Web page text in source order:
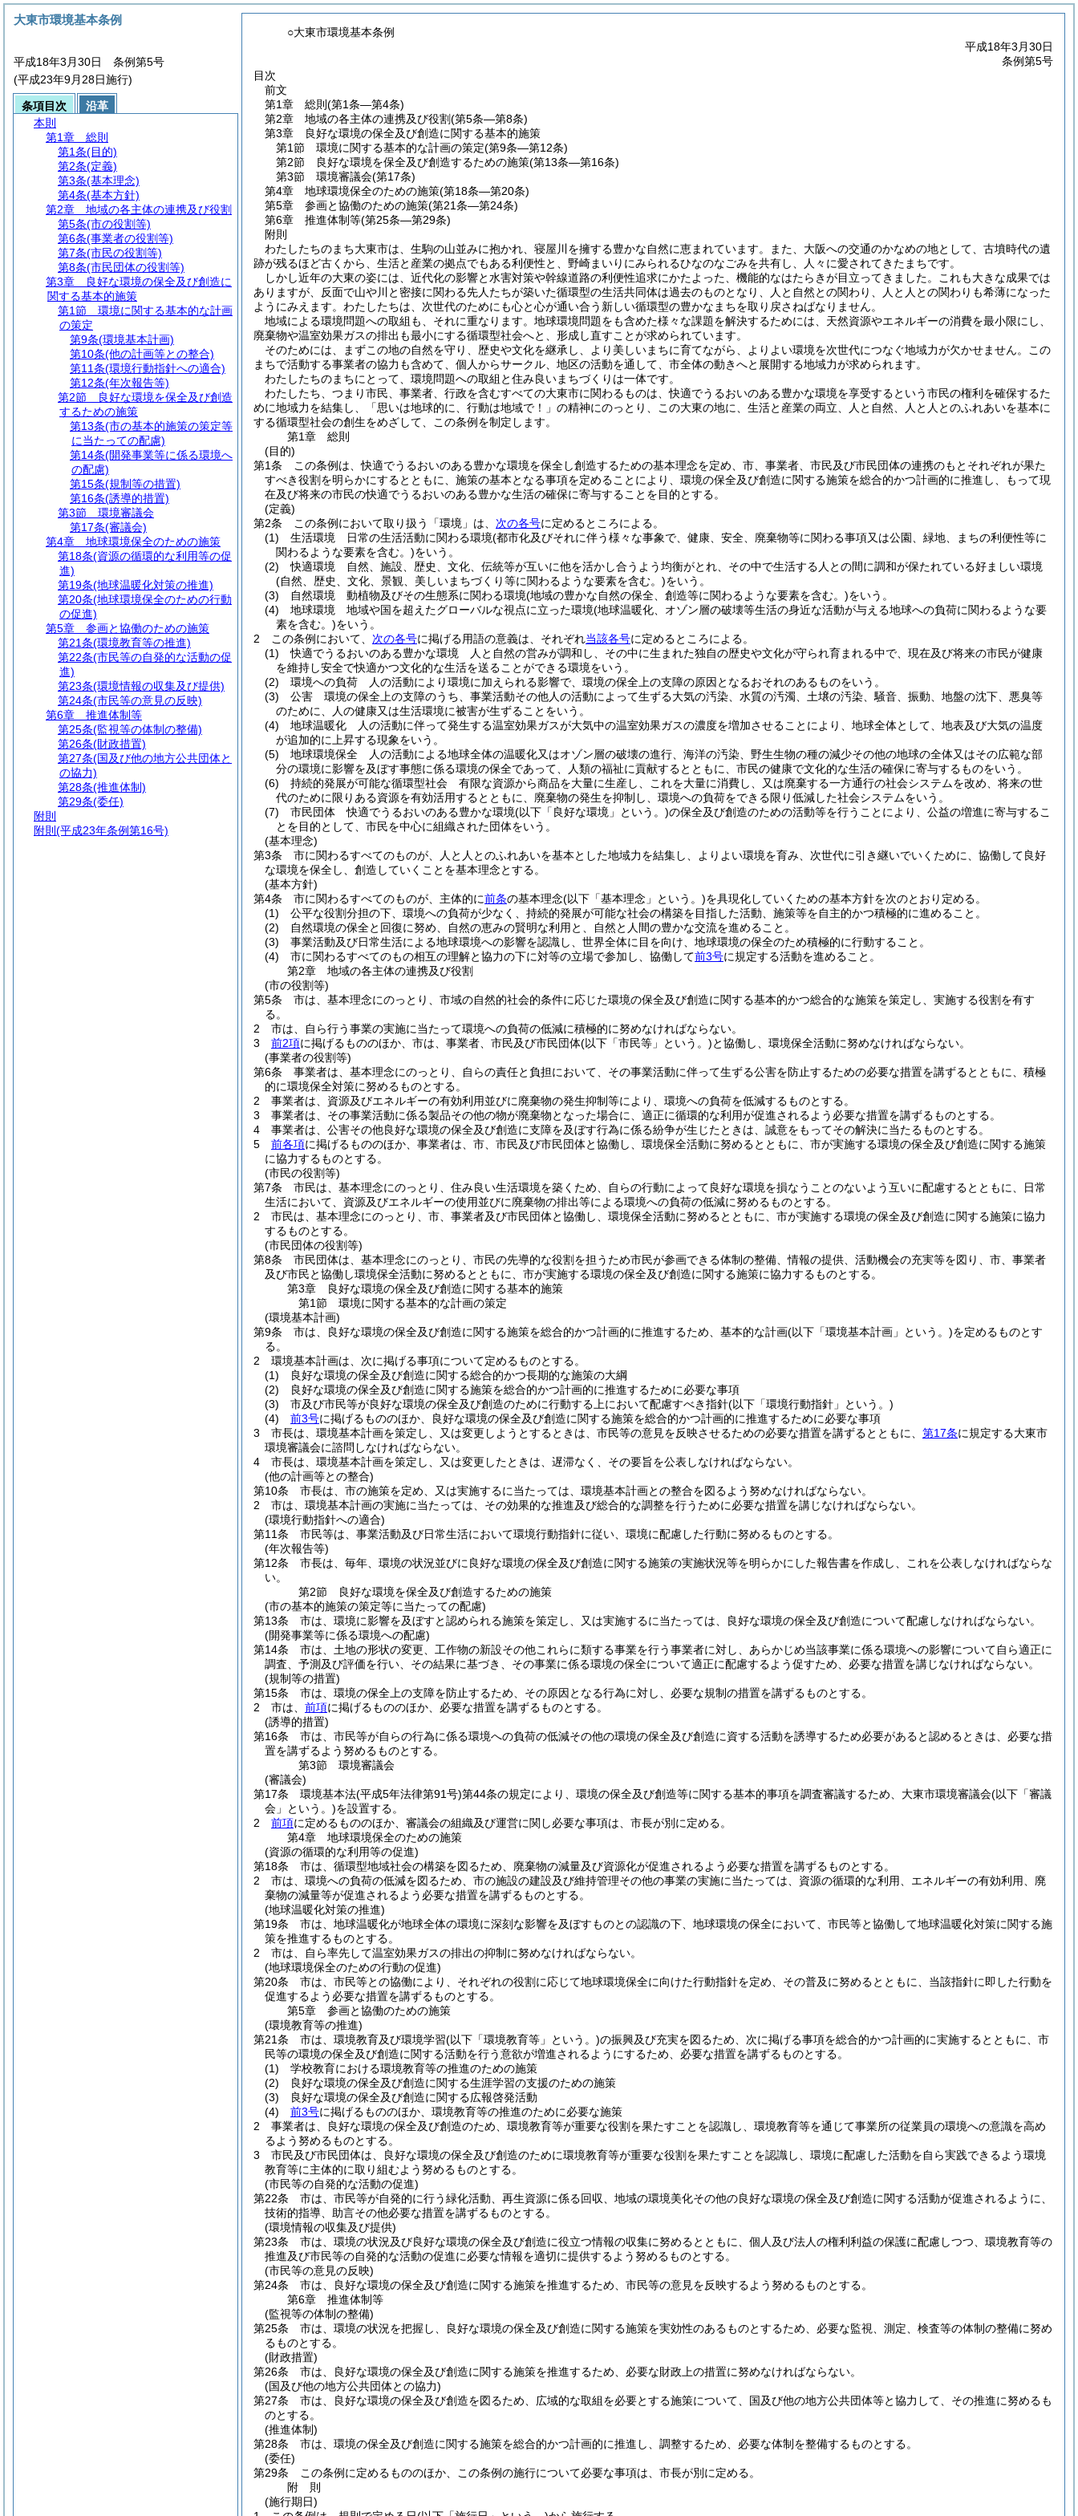
○大東市環境基本条例
平成18年3月30日
条例第5号
目次
前文
第1章
総則 (第1条―第4条)
第2章
地域の各主体の連携及び役割(第5条―第8条)
第3章
良好な環境の保全及び創造に関する基本的施策
第1節
環境に関する基本的な計画の策定(第9条―第12条)
第2節
良好な環境を保全及び創造するための施策(第13条―第16条)
第3節
環境審議会(第17条)
第4章
地球環境保全のための施策(第18条―第20条)
第5章
参画と協働のための施策(第21条―第24条)
第6章
推進体制等(第25条―第29条)
附則
わたしたちのまち大東市は、生駒の山並みに抱かれ、寝屋川を擁する豊かな自然に恵まれています。また、大阪への交通のかなめの地として、古墳時代の遺
跡が残るほど古くから、生活と産業の拠点でもある利便性と、野崎まいりにみられるひなのなごみを共有し、人々に愛されてきたまちです。
しかし近年の大東の姿には、近代化の影響と水害対策や幹線道路の利便性追求にかたよった、機能的なはたらきが目立ってきました。これも大きな成果では
ありますが、反面で山や川と密接に関わる先人たちが築いた循環型の生活共同体は過去のものとなり、人と自然との関わり、人と人との関わりも希薄になった
ようにみえます。わたしたちは、次世代のためにも心と心が通い合う新しい循環型の豊かなまちを取り戻さねばなりません。
地域による環境問題への取組も、それに重なります。地球環境問題をも含めた様々な課題を解決するためには、天然資源やエネルギーの消費を最小限にし、
廃棄物や温室効果ガスの排出も最小にする循環型社会へと、形成し直すことが求められています。
そのためには、まずこの地の自然を守り、歴史や文化を継承し、より美しいまちに育てながら、よりよい環境を次世代につなぐ地域力が欠かせません。この
まちで活動する事業者の協力も含めて、個人からサークル、地区の活動を通して、市全体の動きへと展開する地域力が求められます。
わたしたちのまちにとって、環境問題への取組と住み良いまちづくりは一体です。
わたしたち、つまり市民、事業者、行政を含むすべての大東市に関わるものは、快適でうるおいのある豊かな環境を享受するという市民の権利を確保するた
めに地域力を結集し、「思いは地球的に、行動は地域で！」の精神にのっとり、この大東の地に、生活と産業の両立、人と自然、人と人とのふれあいを基本に
する循環型社会の創生をめざして、この条例を制定します。
第1章
総則
(目的)
第1条
この条例は、快適でうるおいのある豊かな環境を保全し創造するための基本理念を定め、市、事業者、市民及び市民団体の連携のもとそれぞれが果た
すべき役割を明らかにするとともに、施策の基本となる事項を定めることにより、環境の保全及び創造に関する施策を総合的かつ計画的に推進し、もって現
在及び将来の市民の快適でうるおいのある豊かな生活の確保に寄与することを目的とする。
(定義)
第2条
この条例において取り扱う「環境」は、 次の各号に定めるところによる。
(1)
生活環境 日常の生活活動に関わる環境(都市化及びそれに伴う様々な事象で、健康、安全、廃棄物等に関わる事項又は公園、緑地、まちの利便性等に
関わるような要素を含む。)をいう。
(2)
快適環境 自然、施設、歴史、文化、伝統等が互いに他を活かし合うよう均衡がとれ、その中で生活する人との間に調和が保たれている好ましい環境
(自然、歴史、文化、景観、美しいまちづくり等に関わるような要素を含む。)をいう。
(3)
自然環境 動植物及びその生態系に関わる環境(地域の豊かな自然の保全、創造等に関わるような要素を含む。)をいう。
(4)
地球環境 地域や国を超えたグローバルな視点に立った環境(地球温暖化、オゾン層の破壊等生活の身近な活動が与える地球への負荷に関わるような要
素を含む。)をいう。
2
この条例において、 次の各号に掲げる用語の意義は、それぞれ当該各号に定めるところによる。
(1)
快適でうるおいのある豊かな環境 人と自然の営みが調和し、その中に生まれた独自の歴史や文化が守られ育まれる中で、現在及び将来の市民が健康
を維持し安全で快適かつ文化的な生活を送ることができる環境をいう。
(2)
環境への負荷 人の活動により環境に加えられる影響で、環境の保全上の支障の原因となるおそれのあるものをいう。
(3)
公害 環境の保全上の支障のうち、事業活動その他人の活動によって生ずる大気の汚染、水質の汚濁、土壌の汚染、騒音、振動、地盤の沈下、悪臭等
のために、人の健康又は生活環境に被害が生ずることをいう。
(4)
地球温暖化 人の活動に伴って発生する温室効果ガスが大気中の温室効果ガスの濃度を増加させることにより、地球全体として、地表及び大気の温度
が追加的に上昇する現象をいう。
(5)
地球環境保全 人の活動による地球全体の温暖化又はオゾン層の破壊の進行、海洋の汚染、野生生物の種の減少その他の地球の全体又はその広範な部
分の環境に影響を及ぼす事態に係る環境の保全であって、人類の福祉に貢献するとともに、市民の健康で文化的な生活の確保に寄与するものをいう。
(6)
持続的発展が可能な循環型社会 有限な資源から商品を大量に生産し、これを大量に消費し、又は廃棄する一方通行の社会システムを改め、将来の世
代のために限りある資源を有効活用するとともに、廃棄物の発生を抑制し、環境への負荷をできる限り低減した社会システムをいう。
(7)
市民団体 快適でうるおいのある豊かな環境(以下「良好な環境」という。)の保全及び創造のための活動等を行うことにより、公益の増進に寄与するこ
とを目的として、市民を中心に組織された団体をいう。
(基本理念)
第3条
市に関わるすべてのものが、人と人とのふれあいを基本とした地域力を結集し、よりよい環境を育み、次世代に引き継いでいくために、協働して良好
な環境を保全し、創造していくことを基本理念とする。
(基本方針)
第4条
市に関わるすべてのものが、主体的に前条の基本理念(以下「基本理念」という。)を具現化していくための基本方針を次のとおり定める。
(1)
公平な役割分担の下、環境への負荷が少なく、持続的発展が可能な社会の構築を目指した活動、施策等を自主的かつ積極的に進めること。
(2)
自然環境の保全と回復に努め、自然の恵みの賢明な利用と、自然と人間の豊かな交流を進めること。
(3)
事業活動及び日常生活による地球環境への影響を認識し、世界全体に目を向け、地球環境の保全のため積極的に行動すること。
(4)
市に関わるすべてのもの相互の理解と協力の下に対等の立場で参加し、協働して前3号に規定する活動を進めること。
第2章
地域の各主体の連携及び役割
(市の役割等)
第5条
市は、基本理念にのっとり、市域の自然的社会的条件に応じた環境の保全及び創造に関する基本的かつ総合的な施策を策定し、実施する役割を有す
る。
2
市は、自ら行う事業の実施に当たって環境への負荷の低減に積極的に努めなければならない。
3
前2項に掲げるもののほか、市は、事業者、市民及び市民団体(以下「市民等」という。)と協働し、環境保全活動に努めなければならない。
(事業者の役割等)
第6条
事業者は、基本理念にのっとり、自らの責任と負担において、その事業活動に伴って生ずる公害を防止するための必要な措置を講ずるとともに、積極
的に環境保全対策に努めるものとする。
2
事業者は、資源及びエネルギーの有効利用並びに廃棄物の発生抑制等により、環境への負荷を低減するものとする。
3
事業者は、その事業活動に係る製品その他の物が廃棄物となった場合に、適正に循環的な利用が促進されるよう必要な措置を講ずるものとする。
4
事業者は、公害その他良好な環境の保全及び創造に支障を及ぼす行為に係る紛争が生じたときは、誠意をもってその解決に当たるものとする。
5
前各項に掲げるもののほか、事業者は、市、市民及び市民団体と協働し、環境保全活動に努めるとともに、市が実施する環境の保全及び創造に関する施策
に協力するものとする。
(市民の役割等)
第7条
市民は、基本理念にのっとり、住み良い生活環境を築くため、自らの行動によって良好な環境を損なうことのないよう互いに配慮するとともに、日常
生活において、資源及びエネルギーの使用並びに廃棄物の排出等による環境への負荷の低減に努めるものとする。
2
市民は、基本理念にのっとり、市、事業者及び市民団体と協働し、環境保全活動に努めるとともに、市が実施する環境の保全及び創造に関する施策に協力
するものとする。
(市民団体の役割等)
第8条
市民団体は、基本理念にのっとり、市民の先導的な役割を担うため市民が参画できる体制の整備、情報の提供、活動機会の充実等を図り、市、事業者
及び市民と協働し環境保全活動に努めるとともに、市が実施する環境の保全及び創造に関する施策に協力するものとする。
第3章
良好な環境の保全及び創造に関する基本的施策
第1節
環境に関する基本的な計画の策定
(環境基本計画)
第9条
市は、良好な環境の保全及び創造に関する施策を総合的かつ計画的に推進するため、基本的な計画(以下「環境基本計画」という。)を定めるものとす
る。
2
環境基本計画は、次に掲げる事項について定めるものとする。
(1)
良好な環境の保全及び創造に関する総合的かつ長期的な施策の大綱
(2)
良好な環境の保全及び創造に関する施策を総合的かつ計画的に推進するために必要な事項
(3)
市及び市民等が良好な環境の保全及び創造のために行動する上において配慮すべき指針(以下「環境行動指針」という。)
(4)
前3号に掲げるもののほか、良好な環境の保全及び創造に関する施策を総合的かつ計画的に推進するために必要な事項
3
市長は、環境基本計画を策定し、又は変更しようとするときは、市民等の意見を反映させるための必要な措置を講ずるとともに、 第17条に規定する大東市
環境審議会に諮問しなければならない。
4
市長は、環境基本計画を策定し、又は変更したときは、遅滞なく、その要旨を公表しなければならない。
(他の計画等との整合)
第10条
市長は、市の施策を定め、又は実施するに当たっては、環境基本計画との整合を図るよう努めなければならない。
2
市は、環境基本計画の実施に当たっては、その効果的な推進及び総合的な調整を行うために必要な措置を講じなければならない。
(環境行動指針への適合)
第11条
市民等は、事業活動及び日常生活において環境行動指針に従い、環境に配慮した行動に努めるものとする。
(年次報告等)
第12条
市長は、毎年、環境の状況並びに良好な環境の保全及び創造に関する施策の実施状況等を明らかにした報告書を作成し、これを公表しなければならな
い。
第2節
良好な環境を保全及び創造するための施策
(市の基本的施策の策定等に当たっての配慮)
第13条
市は、環境に影響を及ぼすと認められる施策を策定し、又は実施するに当たっては、良好な環境の保全及び創造について配慮しなければならない。
(開発事業等に係る環境への配慮)
第14条
市は、土地の形状の変更、工作物の新設その他これらに類する事業を行う事業者に対し、あらかじめ当該事業に係る環境への影響について自ら適正に
調査、予測及び評価を行い、その結果に基づき、その事業に係る環境の保全について適正に配慮するよう促すため、必要な措置を講じなければならない。
(規制等の措置)
第15条
市は、環境の保全上の支障を防止するため、その原因となる行為に対し、必要な規制の措置を講ずるものとする。
2
市は、 前項に掲げるもののほか、必要な措置を講ずるものとする。
(誘導的措置)
第16条
市は、市民等が自らの行為に係る環境への負荷の低減その他の環境の保全及び創造に資する活動を誘導するため必要があると認めるときは、必要な措
置を講ずるよう努めるものとする。
第3節
環境審議会
(審議会)
第17条
環境基本法(平成5年法律第91号)第44条の規定により、環境の保全及び創造等に関する基本的事項を調査審議するため、大東市環境審議会(以下「審議
会」という。)を設置する。
2
前項に定めるもののほか、審議会の組織及び運営に関し必要な事項は、市長が別に定める。
第4章
地球環境保全のための施策
(資源の循環的な利用等の促進)
第18条
市は、循環型地域社会の構築を図るため、廃棄物の減量及び資源化が促進されるよう必要な措置を講ずるものとする。
2
市は、環境への負荷の低減を図るため、市の施設の建設及び維持管理その他の事業の実施に当たっては、資源の循環的な利用、エネルギーの有効利用、廃
棄物の減量等が促進されるよう必要な措置を講ずるものとする。
(地球温暖化対策の推進)
第19条
市は、地球温暖化が地球全体の環境に深刻な影響を及ぼすものとの認識の下、地球環境の保全において、市民等と協働して地球温暖化対策に関する施
策を推進するものとする。
2
市は、自ら率先して温室効果ガスの排出の抑制に努めなければならない。
(地球環境保全のための行動の促進)
第20条
市は、市民等との協働により、それぞれの役割に応じて地球環境保全に向けた行動指針を定め、その普及に努めるとともに、当該指針に即した行動を
促進するよう必要な措置を講ずるものとする。
第5章
参画と協働のための施策
(環境教育等の推進)
第21条
市は、環境教育及び環境学習(以下「環境教育等」という。)の振興及び充実を図るため、次に掲げる事項を総合的かつ計画的に実施するとともに、市
民等の環境の保全及び創造に関する活動を行う意欲が増進されるようにするため、必要な措置を講ずるものとする。
(1)
学校教育における環境教育等の推進のための施策
(2)
良好な環境の保全及び創造に関する生涯学習の支援のための施策
(3)
良好な環境の保全及び創造に関する広報啓発活動
(4)
前3号に掲げるもののほか、環境教育等の推進のために必要な施策
2
事業者は、良好な環境の保全及び創造のため、環境教育等が重要な役割を果たすことを認識し、環境教育等を通じて事業所の従業員の環境への意識を高め
るよう努めるものとする。
3
市民及び市民団体は、良好な環境の保全及び創造のために環境教育等が重要な役割を果たすことを認識し、環境に配慮した活動を自ら実践できるよう環境
教育等に主体的に取り組むよう努めるものとする。
(市民等の自発的な活動の促進)
第22条
市は、市民等が自発的に行う緑化活動、再生資源に係る回収、地域の環境美化その他の良好な環境の保全及び創造に関する活動が促進されるように、
技術的指導、助言その他必要な措置を講ずるものとする。
(環境情報の収集及び提供)
第23条
市は、環境の状況及び良好な環境の保全及び創造に役立つ情報の収集に努めるとともに、個人及び法人の権利利益の保護に配慮しつつ、環境教育等の
推進及び市民等の自発的な活動の促進に必要な情報を適切に提供するよう努めるものとする。
(市民等の意見の反映)
第24条
市は、良好な環境の保全及び創造に関する施策を推進するため、市民等の意見を反映するよう努めるものとする。
第6章
推進体制等
(監視等の体制の整備)
第25条
市は、環境の状況を把握し、良好な環境の保全及び創造に関する施策を実効性のあるものとするため、必要な監視、測定、検査等の体制の整備に努め
るものとする。
(財政措置)
第26条
市は、良好な環境の保全及び創造に関する施策を推進するため、必要な財政上の措置に努めなければならない。
(国及び他の地方公共団体との協力)
第27条
市は、良好な環境の保全及び創造を図るため、広域的な取組を必要とする施策について、国及び他の地方公共団体等と協力して、その推進に努めるも
のとする。
(推進体制)
第28条
市は、環境の保全及び創造に関する施策を総合的かつ計画的に推進し、調整するため、必要な体制を整備するものとする。
(委任)
第29条
この条例に定めるもののほか、この条例の施行について必要な事項は、市長が別に定める。
附 則
(施行期日)
大東市環境基本条例
平成18年3月30日 条例第5号
(平成23年9月28日施行)
条項目次
沿革
本則
第1章
総則
第1条(目的)
第2条(定義)
第3条(基本理念)
第4条(基本方針)
第2章
地域の各主体の連携及び役割
第5条(市の役割等)
第6条(事業者の役割等)
第7条(市民の役割等)
第8条(市民団体の役割等)
第3章
良好な環境の保全及び創造に
関する基本的施策
第1節
環境に関する基本的な計画
の策定
第9条(環境基本計画)
第10条(他の計画等との整合)
第11条(環境行動指針への適合)
第12条(年次報告等)
第2節
良好な環境を保全及び創造
するための施策
第13条(市の基本的施策の策定等
に当たっての配慮)
第14条(開発事業等に係る環境へ
の配慮)
第15条(規制等の措置)
第16条(誘導的措置)
第3節
環境審議会
第17条(審議会)
第4章
地球環境保全のための施策
第18条(資源の循環的な利用等の促
進)
第19条(地球温暖化対策の推進)
第20条(地球環境保全のための行動
の促進)
第5章
参画と協働のための施策
第21条(環境教育等の推進)
第22条(市民等の自発的な活動の促
進)
第23条(環境情報の収集及び提供)
第24条(市民等の意見の反映)
第6章
推進体制等
第25条(監視等の体制の整備)
第26条(財政措置)
第27条(国及び他の地方公共団体と
の協力)
第28条(推進体制)
第29条(委任)
附則
附則 (平成23年条例第16号)